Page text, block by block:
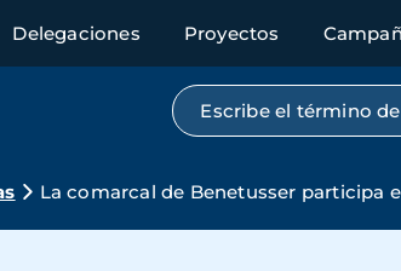
Delegaciones Proyectos
Búsqueda por texto
La comarcal de Benetusser participa